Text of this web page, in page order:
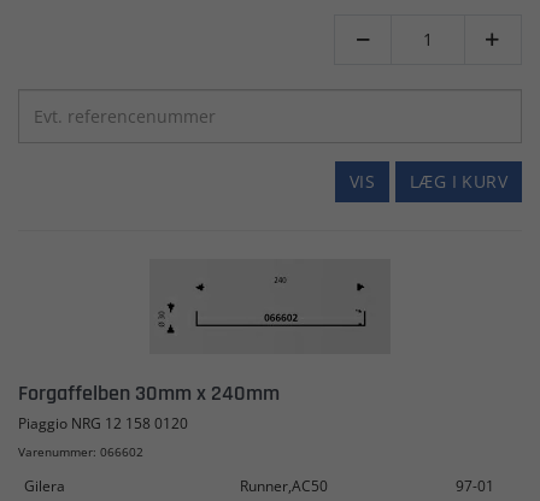
 
LÆG I KURV
VIS
Forgaffelben 30mm x 240mm
Piaggio NRG 12 158 0120
Varenummer: 066602
Gilera Runner,AC50
97-01